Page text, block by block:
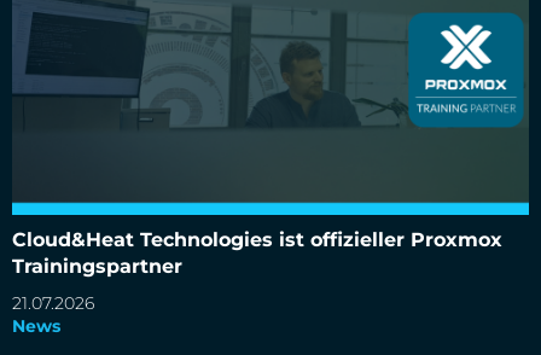
Cloud&Heat Technologies ist offizieller Proxmox
Trainingspartner
21.07.2026
News
Cloud&Heat Technologies ist offizieller Proxmox